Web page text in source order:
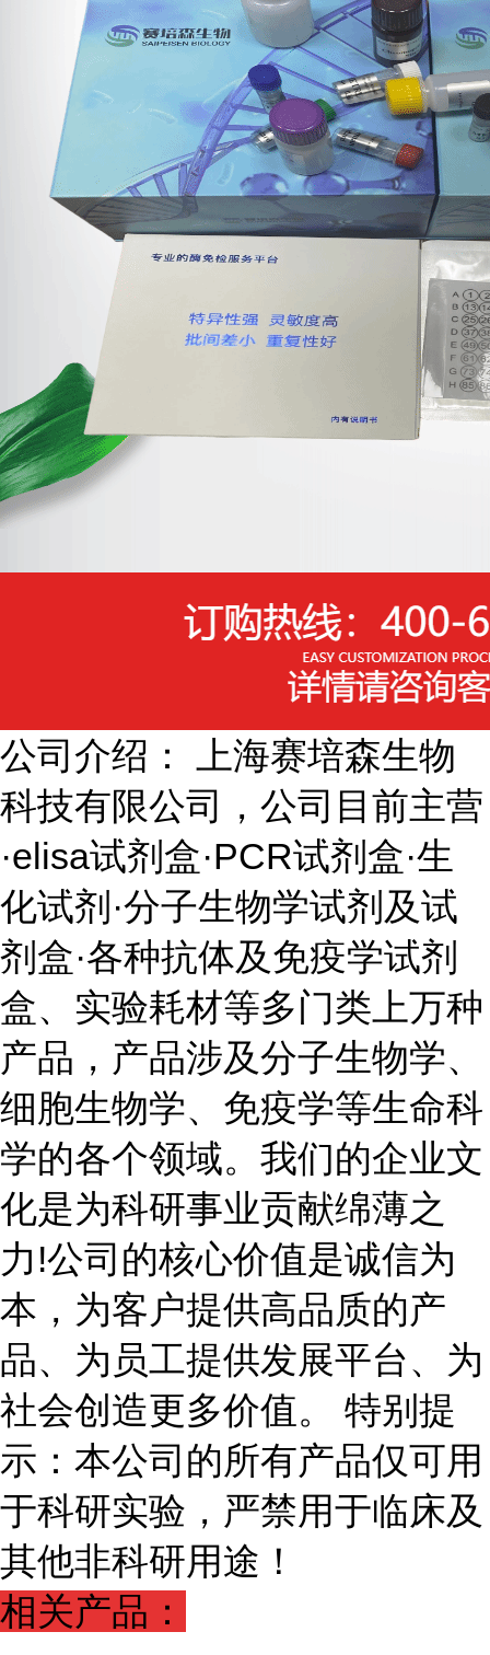
公司介绍： 上海赛培森生物
科技有限公司，公司目前主营
·elisa试剂盒·PCR试剂盒·生
化试剂·分子生物学试剂及试
剂盒·各种抗体及免疫学试剂
盒、实验耗材等多门类上万种
产品，产品涉及分子生物学、
细胞生物学、免疫学等生命科
学的各个领域。我们的企业文
化是为科研事业贡献绵薄之
力!公司的核心价值是诚信为
本，为客户提供高品质的产
品、为员工提供发展平台、为
社会创造更多价值。 特别提
示：本公司的所有产品仅可用
于科研实验，严禁用于临床及
其他非科研用途！
相关产品：